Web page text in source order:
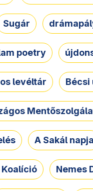
Sugár
poetry
levéltár Bécsi
A Sakál napja
Koalíció Nemes